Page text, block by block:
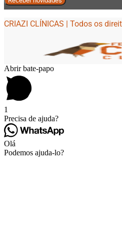
CRIAZI CLÍNICAS | Todos os
Abrir bate-papo
1
Precisa de ajuda?
Olá
Podemos ajuda-lo?